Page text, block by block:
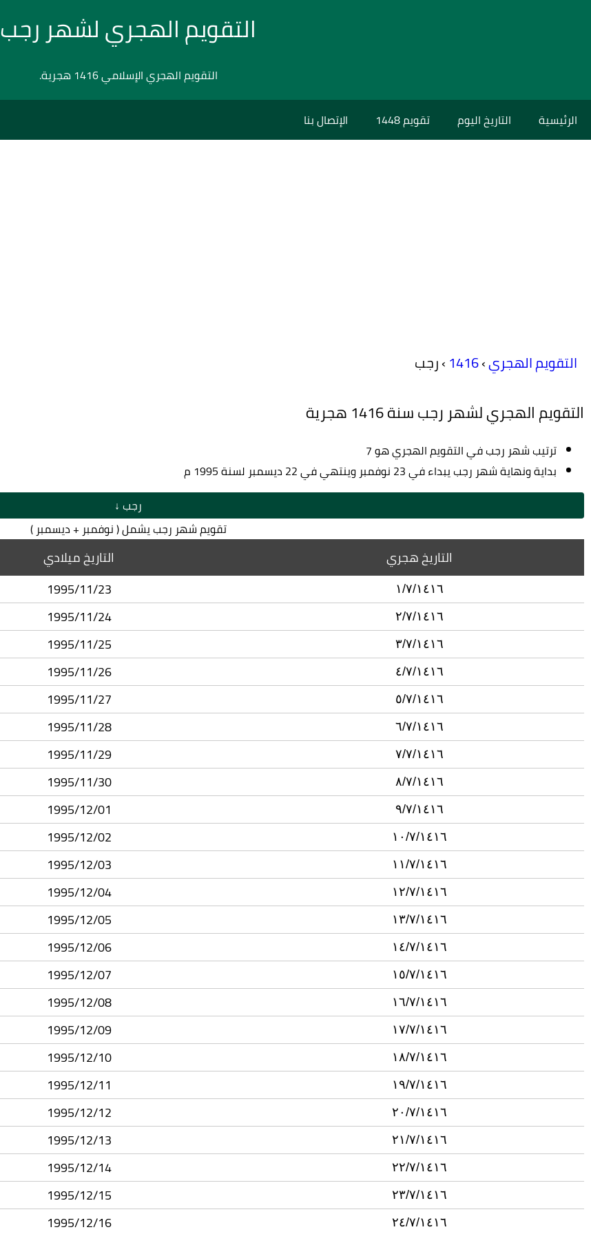
التقويم الهجري لشهر رجب
التقويم الهجري الإسلامي 1416 هجرية.
الرئيسية التاريخ اليوم تقويم 1448 الإتصال بنا
التقويم الهجري›
1416
›رجب
التقويم الهجري لشهر رجب سنة 1416 هجرية
ترتيب شهر رجب في التقويم الهجري هو 7
بداية ونهاية شهر رجب يبداء في 23 نوفمبر وينتهي في 22 ديسمبر لسنة 1995 م
رجب ↓
تقويم شهر رجب يشمل ( نوفمبر + ديسمبر )
التاريخ هجري التاريخ ميلادي
١/٧/١٤١٦ 1995/11/23
٢/٧/١٤١٦ 1995/11/24
٣/٧/١٤١٦ 1995/11/25
٤/٧/١٤١٦ 1995/11/26
٥/٧/١٤١٦ 1995/11/27
٦/٧/١٤١٦ 1995/11/28
٧/٧/١٤١٦ 1995/11/29
٨/٧/١٤١٦ 1995/11/30
٩/٧/١٤١٦ 1995/12/01
١٠/٧/١٤١٦ 1995/12/02
١١/٧/١٤١٦ 1995/12/03
١٢/٧/١٤١٦ 1995/12/04
١٣/٧/١٤١٦ 1995/12/05
١٤/٧/١٤١٦ 1995/12/06
١٥/٧/١٤١٦ 1995/12/07
١٦/٧/١٤١٦ 1995/12/08
١٧/٧/١٤١٦ 1995/12/09
١٨/٧/١٤١٦ 1995/12/10
١٩/٧/١٤١٦ 1995/12/11
٢٠/٧/١٤١٦ 1995/12/12
٢١/٧/١٤١٦ 1995/12/13
٢٢/٧/١٤١٦ 1995/12/14
٢٣/٧/١٤١٦ 1995/12/15
٢٤/٧/١٤١٦ 1995/12/16